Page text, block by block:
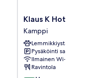
Klaus
K
Hotel
Kamppi
Klaus K Hotel
Kamppi
Lemmikkiystävällinen
Pysäköinti saatavilla
Ilmainen Wi-Fi
Ravintola